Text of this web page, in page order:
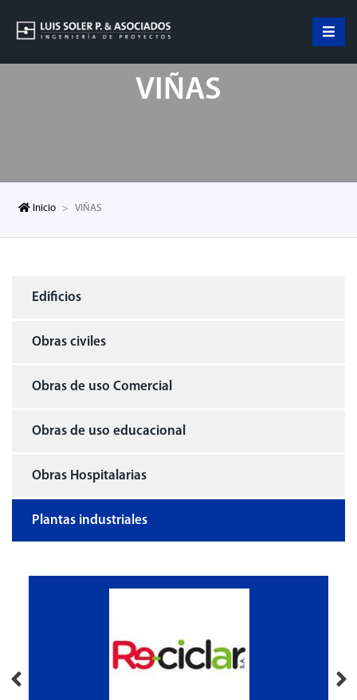
VIÑAS
Inicio VIÑAS
Edificios
Obras civiles
Obras de uso Comercial
Obras de uso educacional
Obras Hospitalarias
Plantas industriales